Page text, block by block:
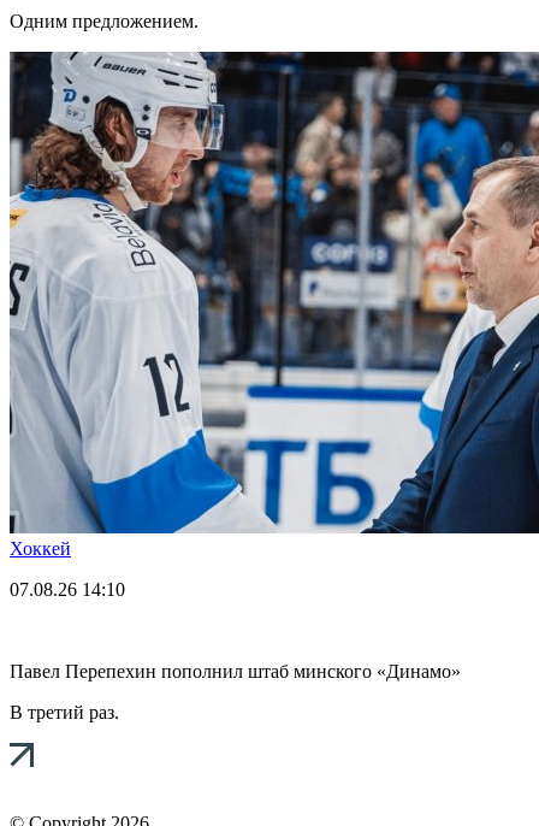
Одним предложением.
Хоккей
07.08.26 14:10
Павел Перепехин пополнил штаб минского «Динамо»
В третий раз.